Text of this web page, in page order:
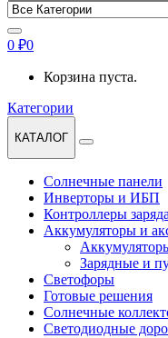
0 ₽0
Корзина пуста.
Категории
КАТАЛОГ
Солнечные панели
Инверторы и ИБП
Контроллеры заряда
Аккумуляторы и
Зарядные и
Светофоры
Готовые решения
Солнечные
Светодиодные